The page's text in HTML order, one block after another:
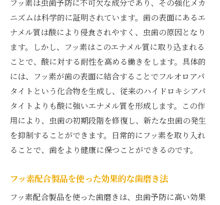
フッ素は虫歯予防に不可欠な成分であり、その強化メカ
ニズムは科学的に証明されています。歯の表面にあるエ
ナメル質は酸により侵食されやすく、虫歯の原因となり
ます。しかし、フッ素はこのエナメル質に取り込まれる
ことで、酸に対する耐性を高める働きをします。具体的
には、フッ素が歯の表面に結合することでフルオロアパ
タイトという化合物を生成し、従来のハイドロキシアパ
タイトよりも酸に強いエナメル質を形成します。この作
用により、虫歯の初期段階を修復し、新たな虫歯の発生
を抑制することができます。日常的にフッ素を取り入れ
ることで、歯をより健康に保つことができるのです。
フッ素配合製品を使った効果的な歯磨き法
フッ素配合製品を使った歯磨きは、虫歯予防に高い効果